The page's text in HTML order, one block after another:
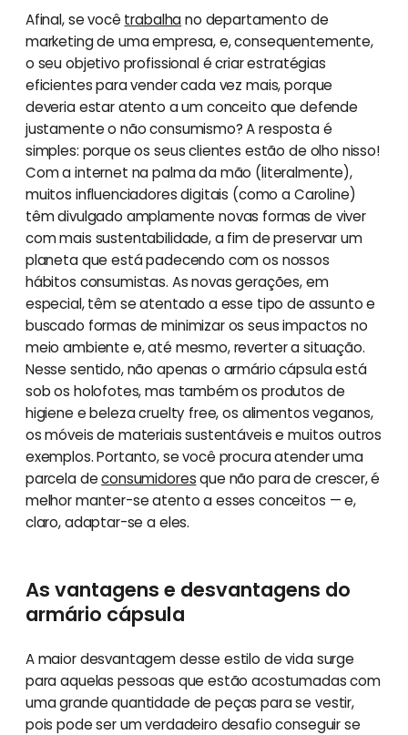
Afinal, se você trabalhano departamento de
marketing de uma empresa, e, consequentemente,
o seu objetivo profissional é criar estratégias
eficientes para vender cada vez mais, porque
deveria estar atento a um conceito que defende
justamente o não consumismo? A resposta é
simples: porque os seus clientes estão de olho nisso!
Com a internet na palma da mão (literalmente),
muitos influenciadores digitais (como a Caroline)
têm divulgado amplamente novas formas de viver
com mais sustentabilidade, a fim de preservar um
planeta que está padecendo com os nossos
hábitos consumistas. As novas gerações, em
especial, têm se atentado a esse tipo de assunto e
buscado formas de minimizar os seus impactos no
meio ambiente e, até mesmo, reverter a situação.
Nesse sentido, não apenas o armário cápsula está
sob os holofotes, mas também os produtos de
higiene e beleza cruelty free, os alimentos veganos,
os móveis de materiais sustentáveis e muitos outros
exemplos. Portanto, se você procura atender uma
parcela deconsumidoresque não para de crescer, é
melhor manter-se atento a esses conceitos — e,
claro, adaptar-se a eles.
As vantagens e desvantagens do
armário cápsula
A maior desvantagem desse estilo de vida surge
para aquelas pessoas que estão acostumadas com
uma grande quantidade de peças para se vestir,
pois pode ser um verdadeiro desafio conseguir se